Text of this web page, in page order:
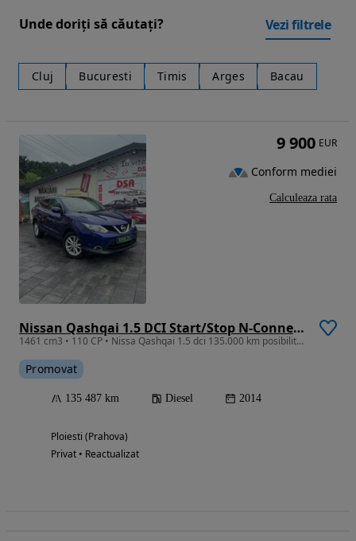
Unde doriți să căutați? Vezi filtrele
Cluj Bucuresti Timis Arges Bacau
Nissan Qashqai 1.5 DCI Start/Stop N-Connecta
1461 cm3 • 110 CP • Nissa Qashqai 1.5 dci 135.000 km posibilitate rate/buy back
Promovat
135 487 km Diesel 2014
Ploiesti (Prahova)
Privat • Reactualizat
9 900 EUR
Conform mediei
Calculeaza rata